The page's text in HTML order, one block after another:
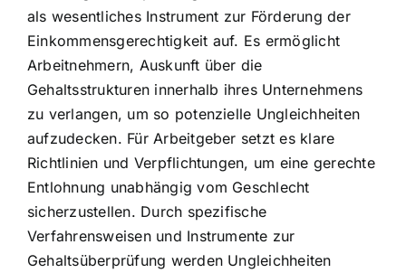
als wesentliches Instrument zur Förderung der
Einkommensgerechtigkeit auf. Es ermöglicht
Arbeitnehmern, Auskunft über die
Gehaltsstrukturen innerhalb ihres Unternehmens
zu verlangen, um so potenzielle Ungleichheiten
aufzudecken. Für Arbeitgeber setzt es klare
Richtlinien und Verpflichtungen, um eine gerechte
Entlohnung unabhängig vom Geschlecht
sicherzustellen. Durch spezifische
Verfahrensweisen und Instrumente zur
Gehaltsüberprüfung werden Ungleichheiten